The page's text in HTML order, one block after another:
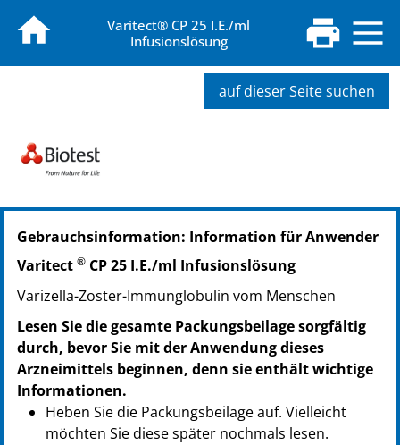
Varitect® CP 25 I.E./ml
Infusionslösung
auf dieser Seite suchen
PZN: 01239720
PPN: 110123972020
PZN: 02044013
PZN: 02044036
PPN: 110204403690
Gebrauchsinformation: Information für Anwender
Varitect ® CP 25 I.E./ml Infusionslösung
Varizella-Zoster-Immunglobulin vom Menschen
Lesen Sie die gesamte Packungsbeilage sorgfältig
durch, bevor Sie mit der Anwendung dieses
Arzneimittels beginnen, denn sie enthält wichtige
Informationen.
Heben Sie die Packungsbeilage auf. Vielleicht
möchten Sie diese später nochmals lesen.